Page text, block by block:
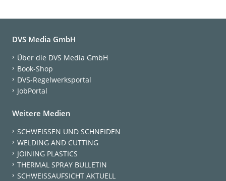
DVS Media GmbH
Über die DVS Media GmbH
Book-Shop
DVS-Regelwerksportal
JobPortal
Weitere Medien
SCHWEISSEN UND SCHNEIDEN
WELDING AND CUTTING
JOINING PLASTICS
THERMAL SPRAY BULLETIN
SCHWEISSAUFSICHT AKTUELL